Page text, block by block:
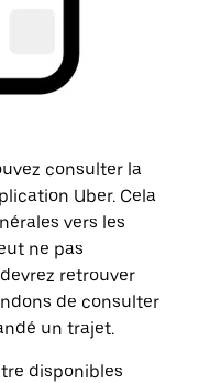
consulter la
Uber. Cela
vers les
ne pas
retrouver
de consulter
un trajet.
disponibles